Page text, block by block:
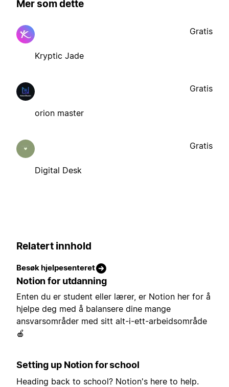
Mer som dette
Kryptic Jade
Gratis
orion master
Gratis
Digital Desk
Gratis
Relatert innhold
Besøk hjelpesenteret
Notion for utdanning
Enten du er student eller lærer, er Notion her for å
hjelpe deg med å balansere dine mange
ansvarsområder med sitt alt-i-ett-arbeidsområde
🍎
Setting up Notion for school
Heading back to school? Notion's here to help.